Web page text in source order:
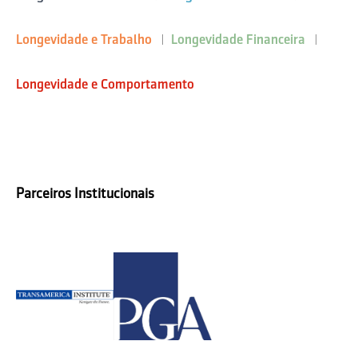
Longevidade e Trabalho Longevidade Financeira
Longevidade e Comportamento
Parceiros Institucionais